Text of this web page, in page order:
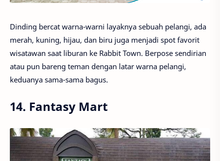
Dinding bercat warna-warni layaknya sebuah pelangi, ada
merah, kuning, hijau, dan biru juga menjadi spot favorit
wisatawan saat liburan ke Rabbit Town. Berpose sendirian
atau pun bareng teman dengan latar warna pelangi,
keduanya sama-sama bagus.
14. Fantasy Mart